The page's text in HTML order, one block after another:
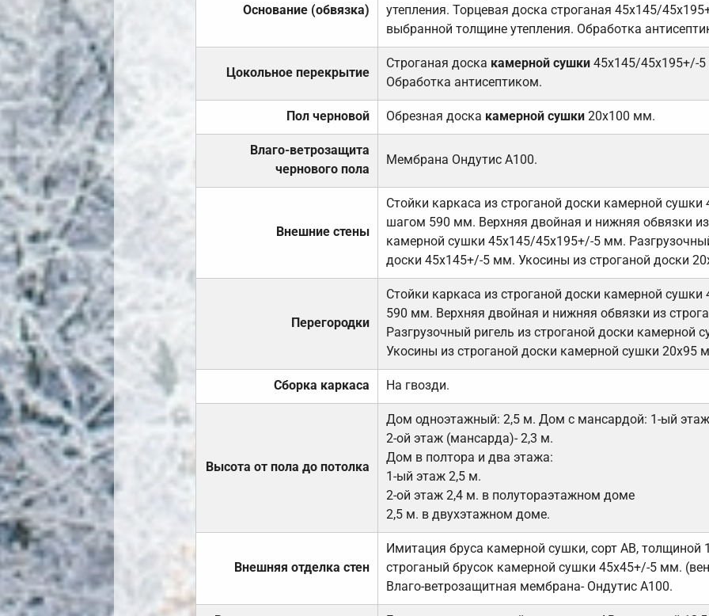
Основание (обвязка)
утепления. Торцевая доска строганая 45х145/
выбранной толщине утепления. Обработка
Цокольное перекрытие
Строганая доска камерной сушки 45х145/45х195+/-
Обработка антисептиком.
Пол черновой Обрезная доска камерной сушки20х100 мм.
Влаго-ветрозащита
чернового пола
Мембрана Ондутис А100.
Внешние стены
Стойки каркаса из строганой доски камерной
шагом 590 мм. Верхняя двойная и нижняя обвязки
камерной сушки 45х145/45х195+/-5 мм.
доски 45х145+/-5 мм. Укосины из строганой доски
Перегородки
Стойки каркаса из строганой доски камерной
590 мм. Верхняя двойная и нижняя обвязки из
Разгрузочный ригель из строганой доски камерной
Укосины из строганой доски камерной сушки 20х95
Сборка каркаса На гвозди.
Высота от пола до потолка
Дом одноэтажный: 2,5 м. Дом с мансардой: 1-ый
2-ой этаж (мансарда)- 2,3 м.
Дом в полтора и два этажа:
1-ый этаж 2,5 м.
2-ой этаж 2,4 м. в полутораэтажном доме
2,5 м. в двухэтажном доме.
Внешняя отделка стен
Имитация бруса камерной сушки, сорт АВ,
строганый брусок камерной сушки 45х45+/-5 мм.
Влаго-ветрозащитная мембрана- Ондутис А100.